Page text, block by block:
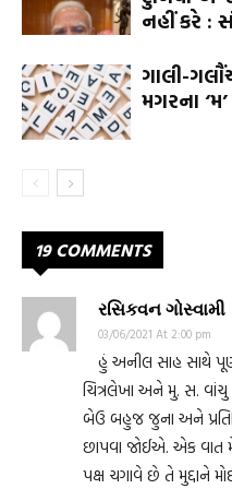
નહીં કરે :
ગાલી-
મગરના
19 COMMENTS
રસિકવન ગોસ્વામી
03/06/2021 At 2:00 pm
હું અનીલ સાહ સાથે
ચિત્રલેખા અને મુ. સ.
બેઉ બહુજ જુના અને
છાપવા જોઈએ. એક વાત મેં
પક્ષ ચગાવે છે તે મુદ્દાને